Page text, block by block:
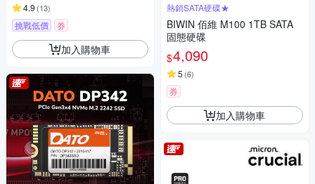
4.9 (13)
挑戰低價 券
加入購物車
熱銷SATA硬碟★
BIWIN 佰維 M100 1TB SATA
固態硬碟
$4,090
5 (6)
券
加入購物車